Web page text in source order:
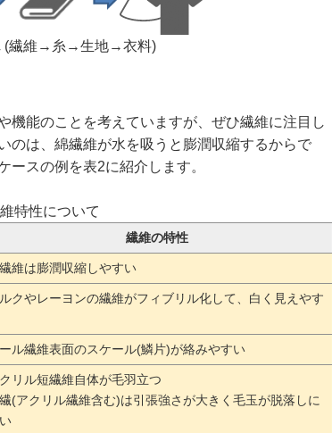
(繊維→糸→生地→衣料)
能のことを考えていますが、ぜひ繊維に注目し
のは、綿繊維が水を吸うと膨潤収縮するからで
スの例を表2に紹介します。
特性について
繊維の特性
維は膨潤収縮しやすい
クやレーヨンの繊維がフィブリル化して、白く見えやす
ル繊維表面のスケール(鱗片)が絡みやすい
リル短繊維自体が毛羽立つ
(アクリル繊維含む)は引張強さが大きく毛玉が脱落しに